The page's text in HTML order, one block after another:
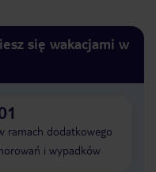
się wakacjami w
ramach dodatkowego
i wypadków